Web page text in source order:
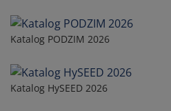
Katalog PODZIM 2026
Katalog HySEED 2026